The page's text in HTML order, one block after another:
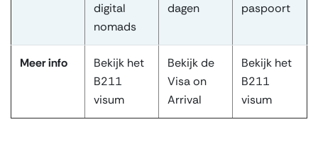
digital
nomads
dagen
paspoort
Meer info
Bekijk het
B211
visum
Bekijk de
Visa on
Arrival
Bekijk het
B211
visum